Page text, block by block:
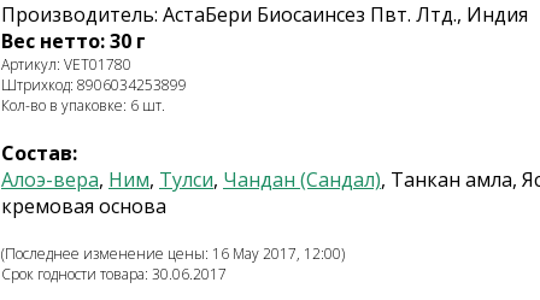
Производитель: АстаБери Биосаинсез Пвт. Лтд., Индия
Вес нетто: 30 г
Артикул: VET01780
Штрихкод: 8906034253899
Кол-во в упаковке: 6 шт.
Состав:
Алоэ-вера, Ним, Тулси, Чандан (Сандал), Танкан амла,
кремовая основа
(Последнее изменение цены: 16 May 2017, 12:00)
Срок годности товара: 30.06.2017